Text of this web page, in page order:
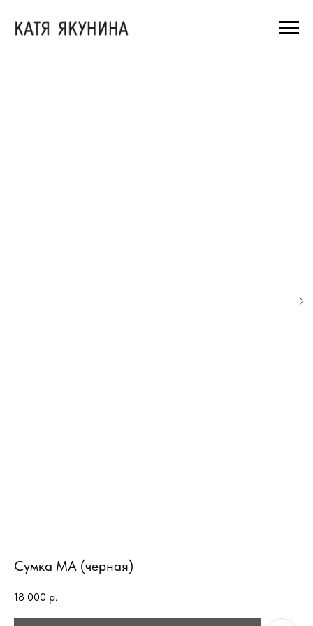
Сумка МА (черная)
18 000 р.